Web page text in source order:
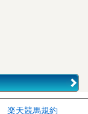
楽天競馬規約